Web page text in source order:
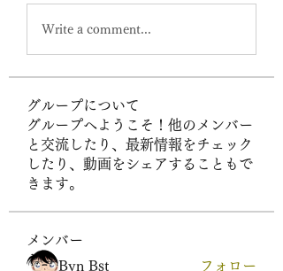
Write a comment...
グループについて
グループへようこそ！他のメンバー
と交流したり、最新情報をチェック
したり、動画をシェアすることもで
きます。
メンバー
Byn Bst
フォロー